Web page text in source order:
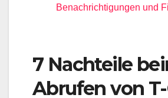
Benachrichtigungen und
7 Nachteile
Abrufen von